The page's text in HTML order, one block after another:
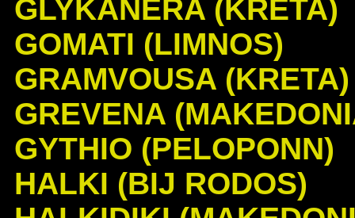
GLYKANERA (KRETA)
GOMATI (LIMNOS)
GRAMVOUSA (KRETA)
GREVENA
GYTHIO (PELOPONN)
HALKI (BIJ RODOS)